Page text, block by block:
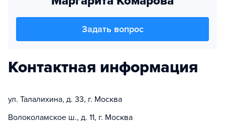
Задать вопрос
Контактная информация
ул. Талалихина, д. 33, г. Москва
Волоколамское ш., д. 11, г. Москва